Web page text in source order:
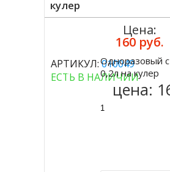
кулер
АРТИКУЛ:010049
ЕСТЬ В НАЛИЧИИ
Цена:
160 руб.
Купить
Одноразовый
0,2л на кулер
цена: